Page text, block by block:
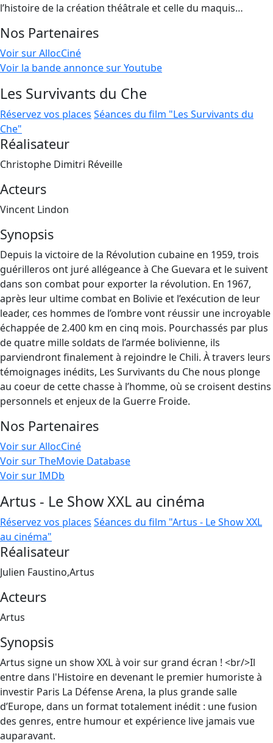
l’histoire de la création théâtrale et celle du maquis…
Nos Partenaires
Voir sur AllocCiné
Voir la bande annonce sur Youtube
Les Survivants du Che
Réservez vos places Séances du film "Les Survivants du
Che"
Réalisateur
Christophe Dimitri Réveille
Acteurs
Vincent Lindon
Synopsis
Depuis la victoire de la Révolution cubaine en 1959, trois
guérilleros ont juré allégeance à Che Guevara et le suivent
dans son combat pour exporter la révolution. En 1967,
après leur ultime combat en Bolivie et l’exécution de leur
leader, ces hommes de l’ombre vont réussir une incroyable
échappée de 2.400 km en cinq mois. Pourchassés par plus
de quatre mille soldats de l’armée bolivienne, ils
parviendront finalement à rejoindre le Chili. À travers leurs
témoignages inédits, Les Survivants du Che nous plonge
au coeur de cette chasse à l’homme, où se croisent destins
personnels et enjeux de la Guerre Froide.
Nos Partenaires
Voir sur AllocCiné
Voir sur TheMovie Database
Voir sur IMDb
Artus - Le Show XXL au cinéma
Réservez vos places Séances du film "Artus - Le Show XXL
au cinéma"
Réalisateur
Julien Faustino,Artus
Acteurs
Artus
Synopsis
Artus signe un show XXL à voir sur grand écran ! <br/>Il
entre dans l'Histoire en devenant le premier humoriste à
investir Paris La Défense Arena, la plus grande salle
d’Europe, dans un format totalement inédit : une fusion
des genres, entre humour et expérience live jamais vue
auparavant.